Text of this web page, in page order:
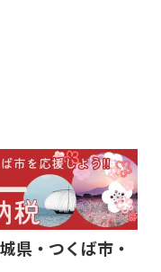
県・つくば市・